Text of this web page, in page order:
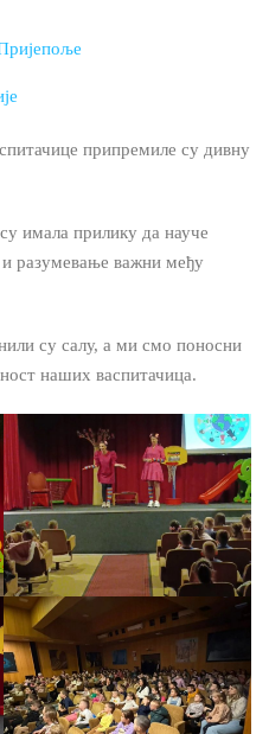
припремиле су дивну
имала прилику да науче
разумевање важни међу
су салу, а ми смо поносни
наших васпитачица.